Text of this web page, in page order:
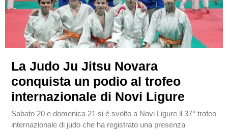
La Judo Ju Jitsu Novara
conquista un podio al trofeo
internazionale di Novi Ligure
Sabato 20 e domenica 21 si è svolto a Novi Ligure il 37° trofeo
internazionale di judo che ha registrato una presenza